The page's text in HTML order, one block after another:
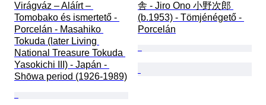
Virágváz – Aláírt –
Tomobako és ismertető -
Porcelán - Masahiko
Tokuda (later Living
National Treasure Tokuda
Yasokichi III) - Japán -
Shōwa period (1926-1989)
舎 - Jiro Ono 小野次郎
(b.1953) - Tömjénégető -
Porcelán